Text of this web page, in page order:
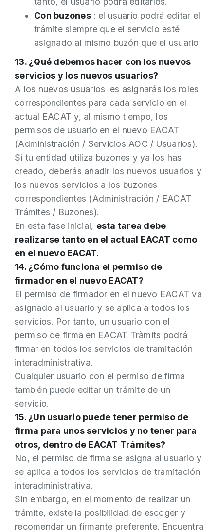
Con buzones: el usuario podrá editar el
trámite siempre que el servicio esté
asignado al mismo buzón que el usuario.
13. ¿Qué debemos hacer con los nuevos
servicios y los nuevos usuarios?
A los nuevos usuarios les asignarás los roles
correspondientes para cada servicio en el
actual EACAT y, al mismo tiempo, los
permisos de usuario en el nuevo EACAT
(Administración / Servicios AOC / Usuarios).
Si tu entidad utiliza buzones y ya los has
creado, deberás añadir los nuevos usuarios y
los nuevos servicios a los buzones
correspondientes (Administración / EACAT
Trámites / Buzones).
En esta fase inicial, esta tarea debe
realizarse tanto en el actual EACAT como
en el nuevo EACAT.
14. ¿Cómo funciona el permiso de
firmador en el nuevo EACAT?
El permiso de firmador en el nuevo EACAT va
asignado al usuario y se aplica a todos los
servicios. Por tanto, un usuario con el
permiso de firma en EACAT Tràmits podrá
firmar en todos los servicios de tramitación
interadministrativa.
Cualquier usuario con el permiso de firma
también puede editar un trámite de un
servicio.
15. ¿Un usuario puede tener permiso de
firma para unos servicios y no tener para
otros, dentro de EACAT Trámites?
No, el permiso de firma se asigna al usuario y
se aplica a todos los servicios de tramitación
interadministrativa.
Sin embargo, en el momento de realizar un
trámite, existe la posibilidad de escoger y
recomendar un firmante preferente. Encuentra